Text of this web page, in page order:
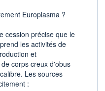
CAPITAL ÉCHANGÉ
DERNIER ÉCHANGE
07.08.26 / 11:56:34
LIMITE À LA
HAUSSE
0,0024
Europlasma ?
cession précise que le
les activités de
et
corps creux d'obus
Les sources
: